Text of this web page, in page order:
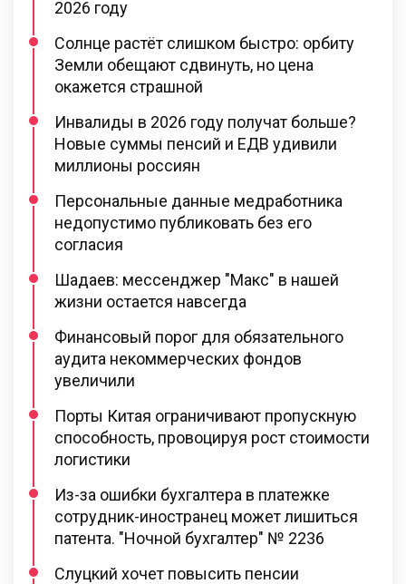
2026 году
Солнце растёт слишком быстро: орбиту
Земли обещают сдвинуть, но цена
окажется страшной
Инвалиды в 2026 году получат больше?
Новые суммы пенсий и ЕДВ удивили
миллионы россиян
Персональные данные медработника
недопустимо публиковать без его
согласия
Шадаев: мессенджер "Макс" в нашей
жизни остается навсегда
Финансовый порог для обязательного
аудита некоммерческих фондов
увеличили
Порты Китая ограничивают пропускную
способность, провоцируя рост стоимости
логистики
Из-за ошибки бухгалтера в платежке
сотрудник-иностранец может лишиться
патента. "Ночной бухгалтер" № 2236
Слуцкий хочет повысить пенсии